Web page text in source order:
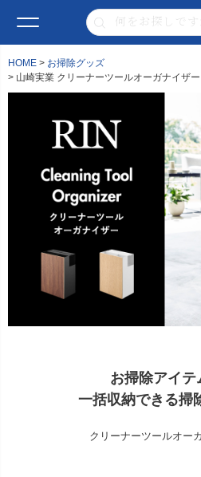
HOME
お掃除グッズ
山崎実業 クリーナーツールオーガナイザ
お掃除アイテ
一括収納できる掃
クリーナーツールオー